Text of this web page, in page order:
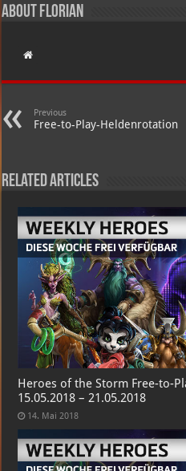
About Florian
Previous
Free-to-Play-Heldenrotation
Related Articles
Heroes of the Storm Free-to-
15.05.2018 – 21.05.2018
14. Mai 2018